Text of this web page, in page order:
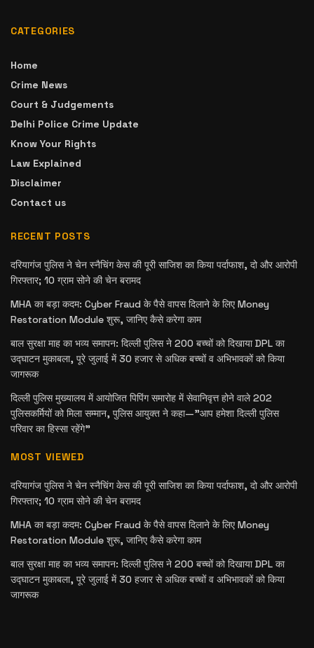
CATEGORIES
Home
Crime News
Court & Judgements
Delhi Police Crime Update
Know Your Rights
Law Explained
Disclaimer
Contact us
RECENT POSTS
दरियागंज पुलिस ने चेन स्नैचिंग केस की पूरी साजिश का किया पर्दाफाश, दो और आरोपी
गिरफ्तार; 10 ग्राम सोने की चेन बरामद
MHA का बड़ा कदम: Cyber Fraud के पैसे वापस दिलाने के लिए Money
Restoration Module शुरू, जानिए कैसे करेगा काम
बाल सुरक्षा माह का भव्य समापन: दिल्ली पुलिस ने 200 बच्चों को दिखाया DPL का
उद्घाटन मुकाबला, पूरे जुलाई में 30 हजार से अधिक बच्चों व अभिभावकों को किया
जागरूक
दिल्ली पुलिस मुख्यालय में आयोजित पिपिंग समारोह में सेवानिवृत्त होने वाले 202
पुलिसकर्मियों को मिला सम्मान, पुलिस आयुक्त ने कहा—”आप हमेशा दिल्ली पुलिस
परिवार का हिस्सा रहेंगे”
MOST VIEWED
दरियागंज पुलिस ने चेन स्नैचिंग केस की पूरी साजिश का किया पर्दाफाश, दो और आरोपी
गिरफ्तार; 10 ग्राम सोने की चेन बरामद
MHA का बड़ा कदम: Cyber Fraud के पैसे वापस दिलाने के लिए Money
Restoration Module शुरू, जानिए कैसे करेगा काम
बाल सुरक्षा माह का भव्य समापन: दिल्ली पुलिस ने 200 बच्चों को दिखाया DPL का
उद्घाटन मुकाबला, पूरे जुलाई में 30 हजार से अधिक बच्चों व अभिभावकों को किया
जागरूक